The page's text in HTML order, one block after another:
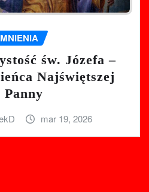
św. Józefa –
Najświętszej
mar 19, 2026